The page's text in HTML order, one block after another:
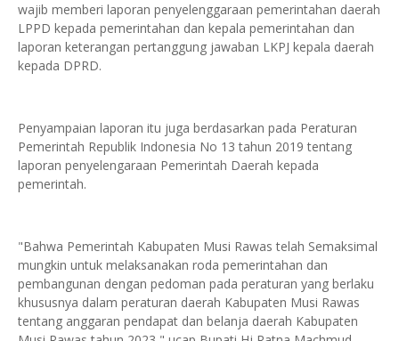
wajib memberi laporan penyelenggaraan pemerintahan daerah
LPPD kepada pemerintahan dan kepala pemerintahan dan
laporan keterangan pertanggung jawaban LKPJ kepala daerah
kepada DPRD.
Penyampaian laporan itu juga berdasarkan pada Peraturan
Pemerintah Republik Indonesia No 13 tahun 2019 tentang
laporan penyelengaraan Pemerintah Daerah kepada
pemerintah.
"Bahwa Pemerintah Kabupaten Musi Rawas telah Semaksimal
mungkin untuk melaksanakan roda pemerintahan dan
pembangunan dengan pedoman pada peraturan yang berlaku
khususnya dalam peraturan daerah Kabupaten Musi Rawas
tentang anggaran pendapat dan belanja daerah Kabupaten